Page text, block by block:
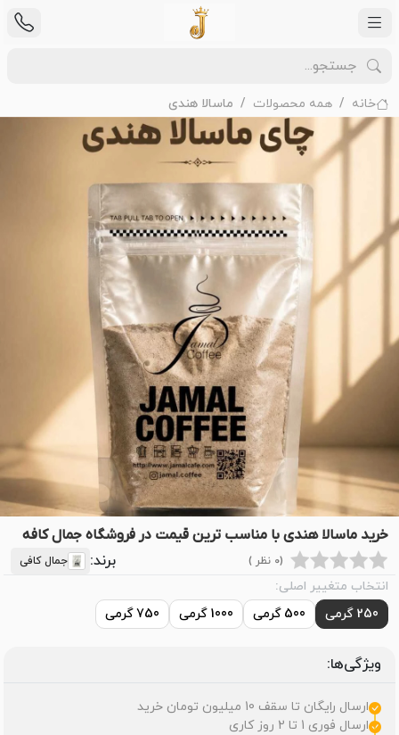
خانه همه محصولات ماسالا هندی
خرید ماسالا هندی با مناسب ترین قیمت در فروشگاه جمال کافه
(0 نظر ) برند: جمال کافی
انتخاب متغییر اصلی:
250 گرمی
500 گرمی 1000 گرمی 750 گرمی
ویژگی‌ها:
ارسال رایگان تا سقف 10 میلیون تومان خرید
ارسال فوری 1 تا 2 روز کاری